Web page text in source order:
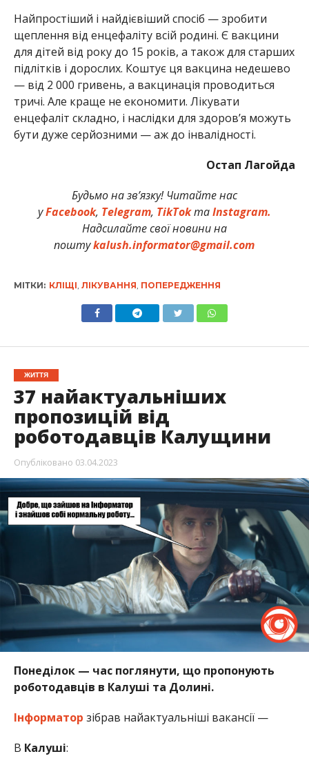
Найпростіший і найдієвіший спосіб — зробити
щеплення від енцефаліту всій родині. Є вакцини
для дітей від року до 15 років, а також для старших
підлітків і дорослих. Коштує ця вакцина недешево
— від 2 000 гривень, а вакцинація проводиться
тричі. Але краще не економити. Лікувати
енцефаліт складно, і наслідки для здоровʼя можуть
бути дуже серйозними — аж до інвалідності.
Остап Лагойда
Будьмо на зв’язку! Читайте нас
уFacebook, Telegram, TikTokтаInstagram.
Надсилайте свої новини на
поштуkalush.informator@gmail.com
МІТКИ: КЛІЩІ ЛІКУВАННЯ ПОПЕРЕДЖЕННЯ
ЖИТТЯ
37 найактуальніших
пропозицій від
роботодавців Калущини
Опубліковано 03.04.2023
Понеділок — час поглянути, що пропонують
роботодавців в Калуші та Долині.
Інформатор зібрав найактуальніші вакансії —
В Калуші: